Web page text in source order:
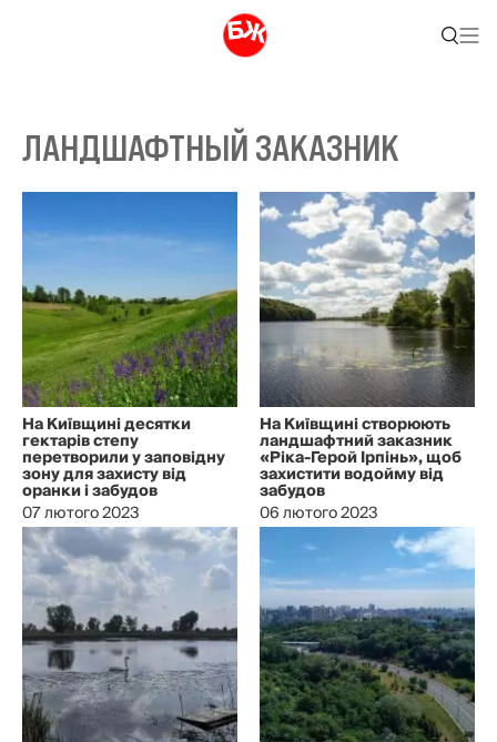
ЛАНДШАФТНЫЙ ЗАКАЗНИК
На Київщині десятки
гектарів степу
перетворили у заповідну
зону для захисту від
оранки і забудов
07 лютого 2023
На Київщині створюють
ландшафтний заказник
«Ріка-Герой Ірпінь», щоб
захистити водойму від
забудов
06 лютого 2023